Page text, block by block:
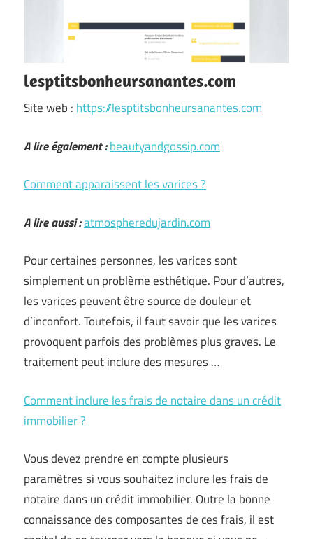
lesptitsbonheursanantes.com
Site web : https://lesptitsbonheursanantes.com
A lire également :beautyandgossip.com
Comment apparaissent les varices ?
A lire aussi :atmospheredujardin.com
Pour certaines personnes, les varices sont
simplement un problème esthétique. Pour d’autres,
les varices peuvent être source de douleur et
d’inconfort. Toutefois, il faut savoir que les varices
provoquent parfois des problèmes plus graves. Le
traitement peut inclure des mesures …
Comment inclure les frais de notaire dans un crédit
immobilier ?
Vous devez prendre en compte plusieurs
paramètres si vous souhaitez inclure les frais de
notaire dans un crédit immobilier. Outre la bonne
connaissance des composantes de ces frais, il est